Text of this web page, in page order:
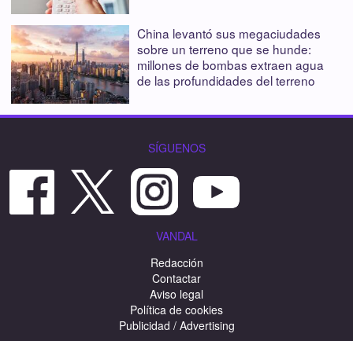
China levantó sus megaciudades
sobre un terreno que se hunde:
millones de bombas extraen agua
de las profundidades del terreno
SÍGUENOS
VANDAL
Redacción
Contactar
Aviso legal
Política de cookies
Publicidad / Advertising